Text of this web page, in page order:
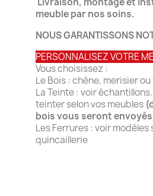
meuble par nos soins.
NOUS GARANTISSONS
PERSONNALISEZ VOTRE
Vous choisissez :
Le Bois : chêne, merisier
La Teinte : voir
teinter selon vos meubles
bois vous seront
Les Ferrures : voir
quincaillerie